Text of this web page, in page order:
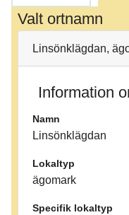
Valt ortnamn
Linsönklägdan,
Information
Namn
Linsönklägdan
Lokaltyp
ägomark
Specifik lokaltyp